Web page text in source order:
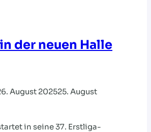
der neuen Halle
August 202525. August
in seine 37. Erstliga-